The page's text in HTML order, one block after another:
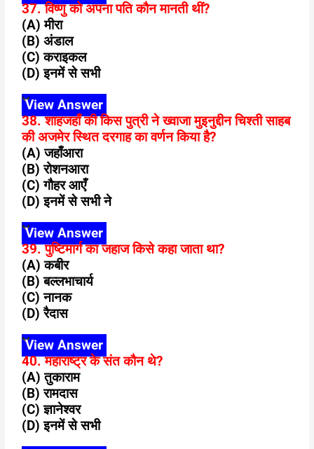
37. विष्णु को अपना पति कौन मानती थीं?
(A) मीरा
(B) अंडाल
(C) कराइकल
(D) इनमें से सभी
View Answer
38. शाहजहाँ की किस पुत्री ने ख्वाजा मुइनुद्दीन चिश्ती साहब
की अजमेर स्थित दरगाह का वर्णन किया है?
(A) जहाँआरा
(B) रोशनआरा
(C) गौहर आएँ
(D) इनमें से सभी ने
View Answer
39. पुष्टिमार्ग का जहाज किसे कहा जाता था?
(A) कबीर
(B) बल्लभाचार्य
(C) नानक
(D) रैदास
View Answer
40. महाराष्ट्र के संत कौन थे?
(A) तुकाराम
(B) रामदास
(C) ज्ञानेश्वर
(D) इनमें से सभी